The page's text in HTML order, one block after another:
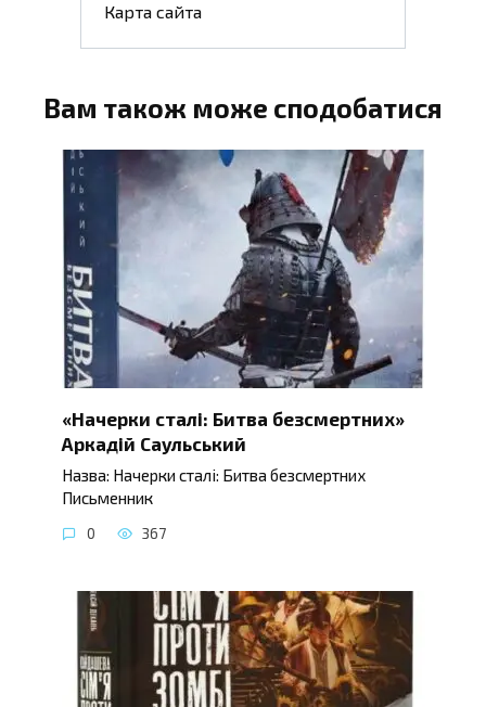
Карта сайта
Вам також може сподобатися
«Начерки сталі: Битва безсмертних»
Аркадій Саульський
Назва: Начерки сталі: Битва безсмертних
Письменник
0 367